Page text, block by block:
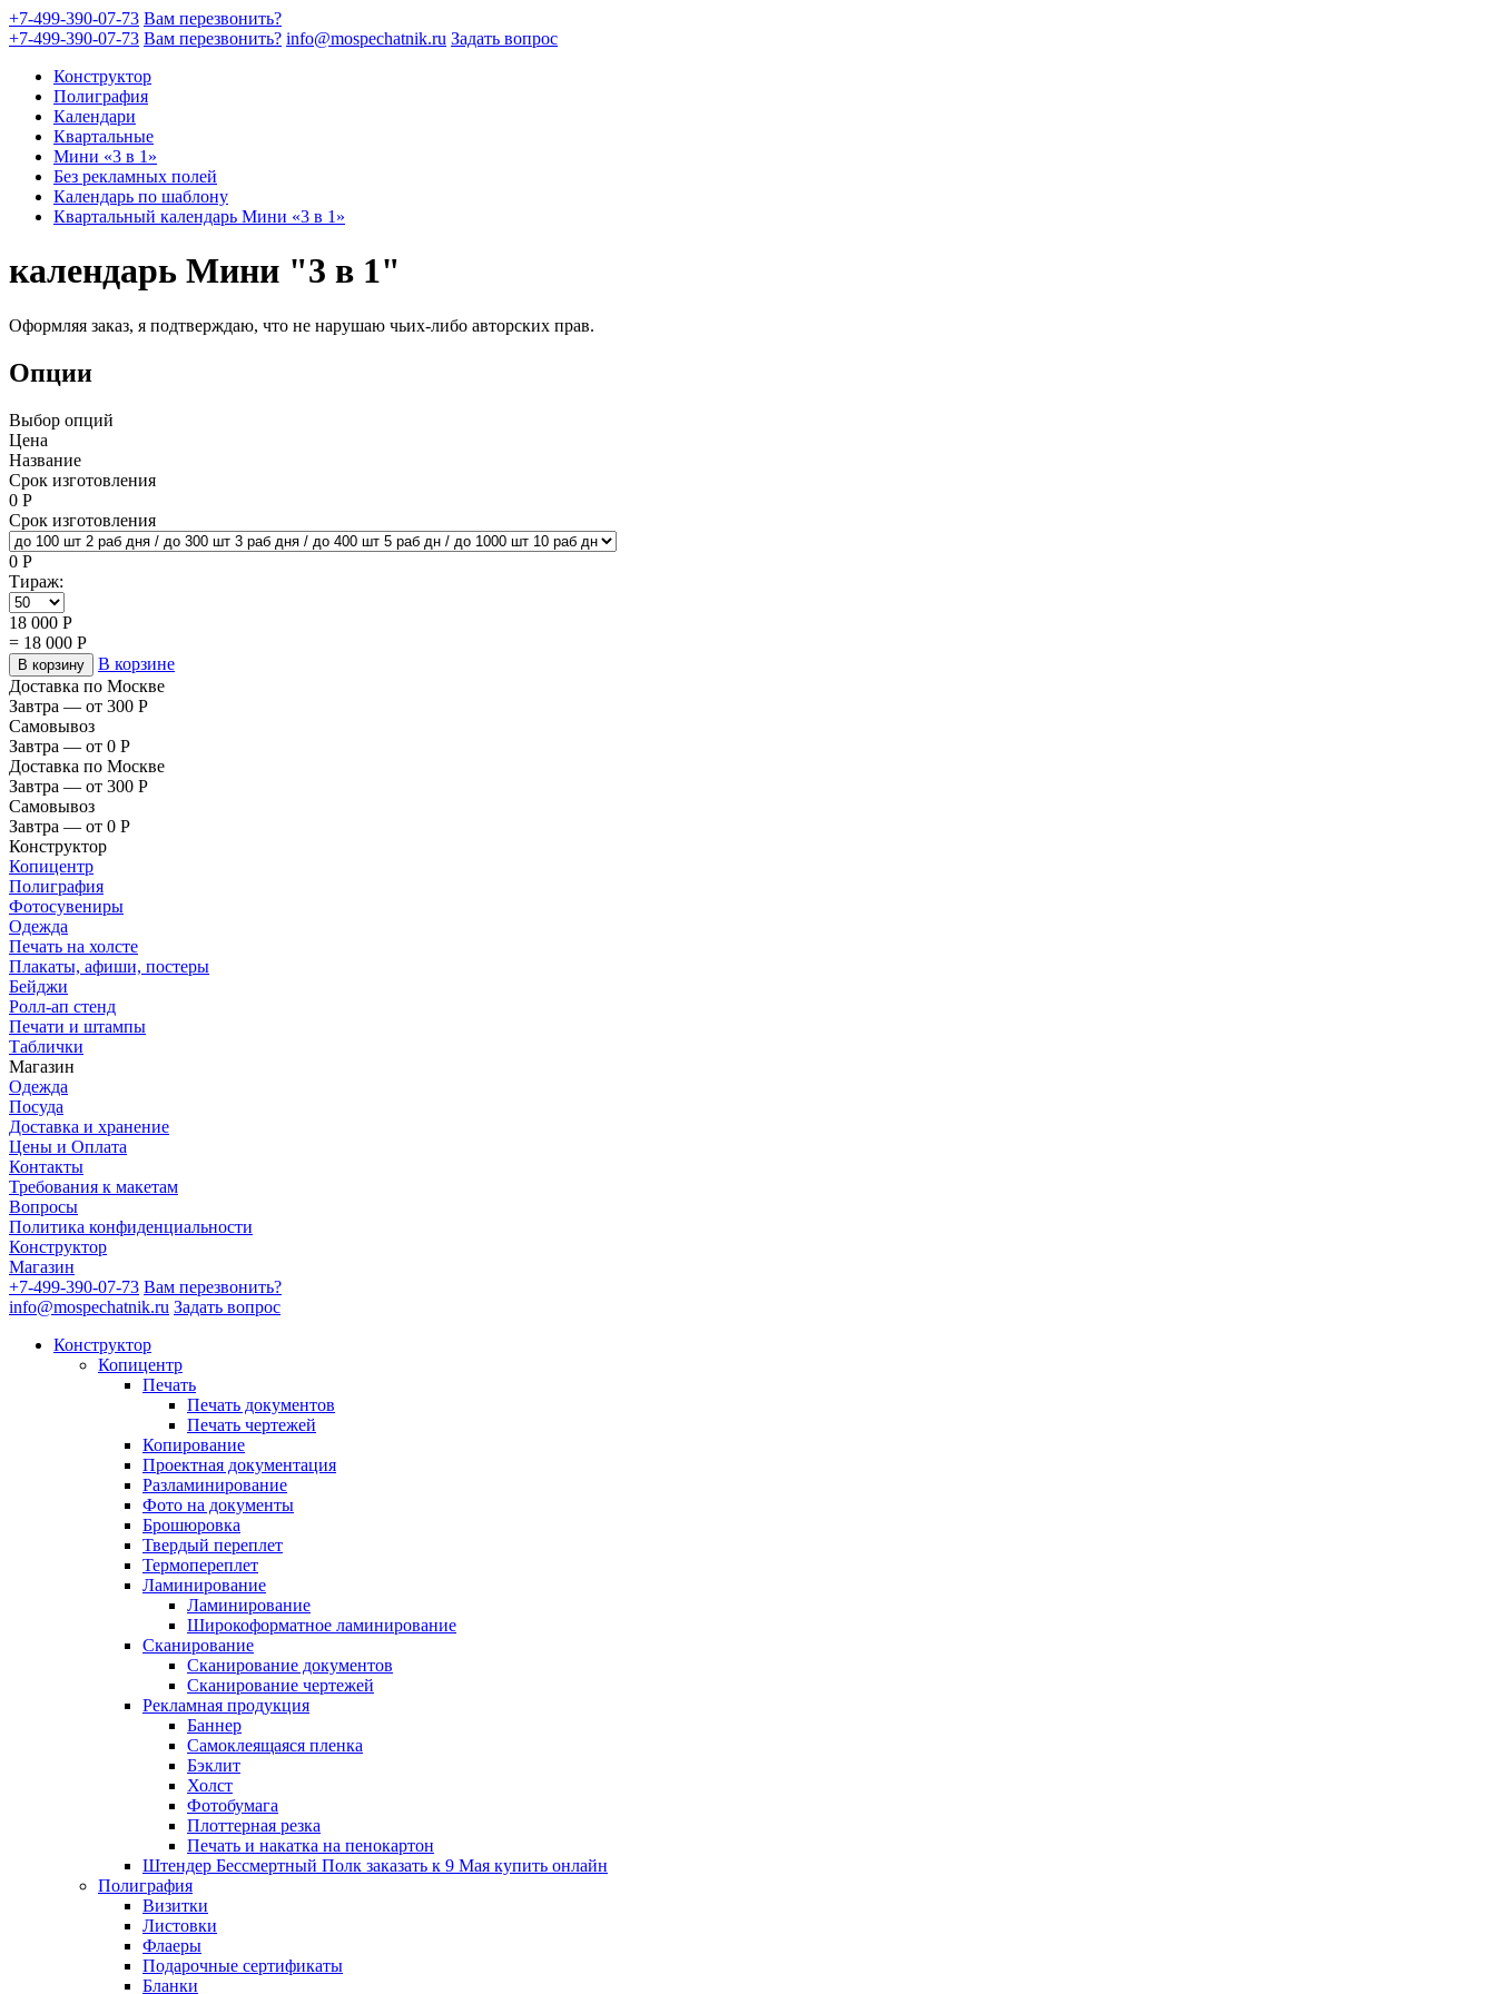
+7-499-390-07-73 Вам перезвонить?
+7-499-390-07-73 Вам перезвонить? info@mospechatnik.ru Задать вопрос
Конструктор
Полиграфия
Календари
Квартальные
Мини «3 в 1»
Без рекламных полей
Календарь по шаблону
Квартальный календарь Мини «3 в 1»
календарь Мини "3 в 1"
Оформляя заказ, я подтверждаю, что не нарушаю чьих-либо авторских прав.
Опции
Выбор опций
Цена
Название
Срок изготовления
0 Р
Срок изготовления
0 Р
Тираж:
18 000 Р
= 18 000 Р
В корзину
В корзине
Доставка по Москве
Завтра — от 300 Р
Самовывоз
Завтра — от 0 Р
Доставка по Москве
Завтра — от 300 Р
Самовывоз
Завтра — от 0 Р
Конструктор
Копицентр
Полиграфия
Фотосувениры
Одежда
Печать на холсте
Плакаты, афиши, постеры
Бейджи
Ролл-ап стенд
Печати и штампы
Таблички
Магазин
Одежда
Посуда
Доставка и хранение
Цены и Оплата
Контакты
Требования к макетам
Вопросы
Политика конфиденциальности
Конструктор
Магазин
+7-499-390-07-73 Вам перезвонить?
info@mospechatnik.ru Задать вопрос
Конструктор
Копицентр
Печать
Печать документов
Печать чертежей
Копирование
Проектная документация
Разламинирование
Фото на документы
Брошюровка
Твердый переплет
Термопереплет
Ламинирование
Ламинирование
Широкоформатное ламинирование
Сканирование
Сканирование документов
Сканирование чертежей
Рекламная продукция
Баннер
Самоклеящаяся пленка
Бэклит
Холст
Фотобумага
Плоттерная резка
Печать и накатка на пенокартон
Штендер Бессмертный Полк заказать к 9 Мая купить онлайн
Полиграфия
Визитки
Листовки
Флаеры
Подарочные сертификаты
Бланки